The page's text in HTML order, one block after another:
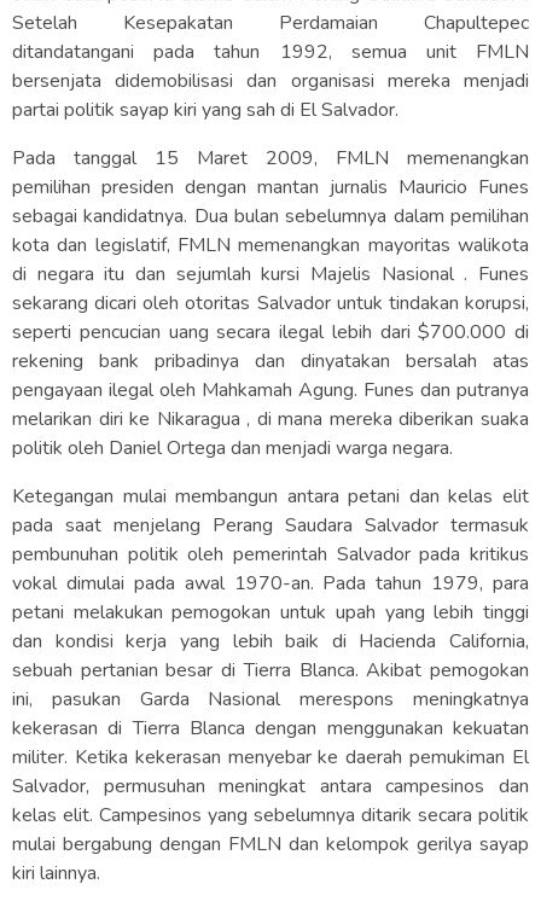
Setelah Kesepakatan Perdamaian Chapultepec
ditandatangani pada tahun 1992, semua unit FMLN
bersenjata didemobilisasi dan organisasi mereka menjadi
partai politik sayap kiri yang sah di El Salvador.
Pada tanggal 15 Maret 2009, FMLN memenangkan
pemilihan presiden dengan mantan jurnalis Mauricio Funes
sebagai kandidatnya. Dua bulan sebelumnya dalam pemilihan
kota dan legislatif, FMLN memenangkan mayoritas walikota
di negara itu dan sejumlah kursi Majelis Nasional . Funes
sekarang dicari oleh otoritas Salvador untuk tindakan korupsi,
seperti pencucian uang secara ilegal lebih dari $700.000 di
rekening bank pribadinya dan dinyatakan bersalah atas
pengayaan ilegal oleh Mahkamah Agung. Funes dan putranya
melarikan diri ke Nikaragua , di mana mereka diberikan suaka
politik oleh Daniel Ortega dan menjadi warga negara.
Ketegangan mulai membangun antara petani dan kelas elit
pada saat menjelang Perang Saudara Salvador termasuk
pembunuhan politik oleh pemerintah Salvador pada kritikus
vokal dimulai pada awal 1970-an. Pada tahun 1979, para
petani melakukan pemogokan untuk upah yang lebih tinggi
dan kondisi kerja yang lebih baik di Hacienda California,
sebuah pertanian besar di Tierra Blanca. Akibat pemogokan
ini, pasukan Garda Nasional merespons meningkatnya
kekerasan di Tierra Blanca dengan menggunakan kekuatan
militer. Ketika kekerasan menyebar ke daerah pemukiman El
Salvador, permusuhan meningkat antara campesinos dan
kelas elit. Campesinos yang sebelumnya ditarik secara politik
mulai bergabung dengan FMLN dan kelompok gerilya sayap
kiri lainnya.